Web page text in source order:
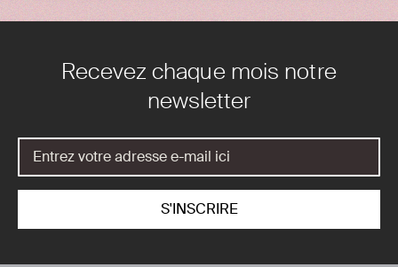
Recevez chaque mois notre
newsletter